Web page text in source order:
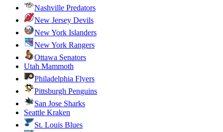
Nashville Predators
New Jersey Devils
New York Islanders
New York Rangers
Ottawa Senators
Utah Mammoth
Philadelphia Flyers
Pittsburgh Penguins
San Jose Sharks
Seattle Kraken
St. Louis Blues